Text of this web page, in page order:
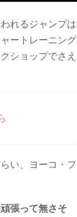
れるジャンプは
ートレーニング
ショップでさえ
い、ヨーコ・フ
張って無さそ